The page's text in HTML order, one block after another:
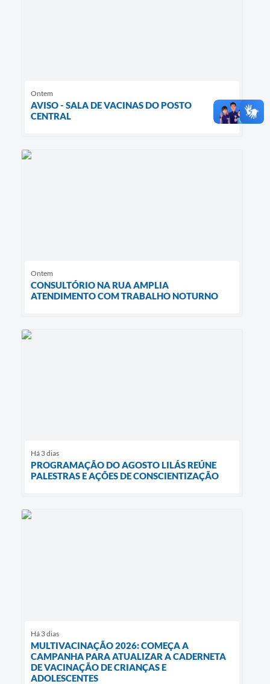
Ontem
AVISO - SALA DE VACINAS DO POSTO
CENTRAL
Ontem
CONSULTÓRIO NA RUA AMPLIA
ATENDIMENTO COM TRABALHO NOTURNO
Há 3 dias
PROGRAMAÇÃO DO AGOSTO LILÁS REÚNE
PALESTRAS E AÇÕES DE CONSCIENTIZAÇÃO
Há 3 dias
MULTIVACINAÇÃO 2026: COMEÇA A
CAMPANHA PARA ATUALIZAR A CADERNETA
DE VACINAÇÃO DE CRIANÇAS E
ADOLESCENTES